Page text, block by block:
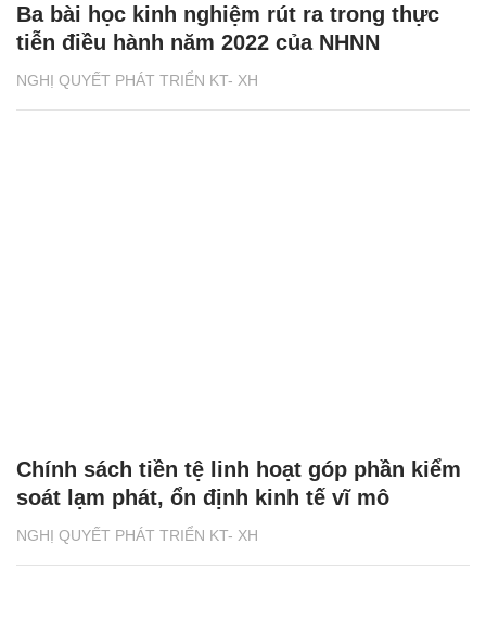
NGHỊ QUYẾT PHÁT TRIỂN KT- XH
Ba bài học kinh nghiệm rút ra trong thực
tiễn điều hành năm 2022 của NHNN
NGHỊ QUYẾT PHÁT TRIỂN KT- XH
Chính sách tiền tệ linh hoạt góp phần kiểm
soát lạm phát, ổn định kinh tế vĩ mô